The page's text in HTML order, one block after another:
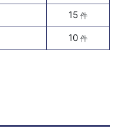
15 件
10 件